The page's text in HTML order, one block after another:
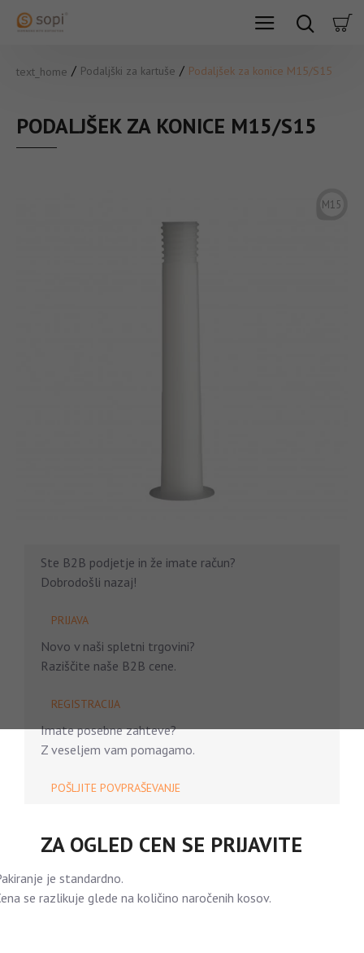
text_home Podaljški za kartuše Podaljšek za konice M15/S15
PODALJŠEK ZA KONICE M15/S15
M15
Ste B2B podjetje in že imate račun?
Dobrodošli nazaj!
PRIJAVA
Novo v naši spletni trgovini?
Raziščite naše B2B cene.
REGISTRACIJA
Imate posebne zahteve?
Z veseljem vam pomagamo.
POŠLJITE POVPRAŠEVANJE
ZA OGLED CEN SE PRIJAVITE
je standardno.
se razlikuje glede na količino naročenih kosov.